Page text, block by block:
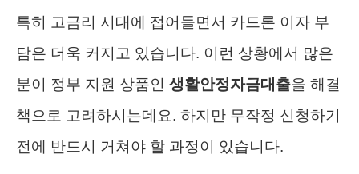
특히 고금리 시대에 접어들면서 카드론 이자 부
담은 더욱 커지고 있습니다. 이런 상황에서 많은
분이 정부 지원 상품인 생활안정자금대출을 해결
책으로 고려하시는데요. 하지만 무작정 신청하기
전에 반드시 거쳐야 할 과정이 있습니다.